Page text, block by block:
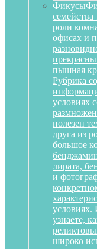
Фикусы
роли
офисах и
пышная
Рубрика
условиях
полезен
друга из
большое
лирата,
и
условиях.
узнаете,
широко